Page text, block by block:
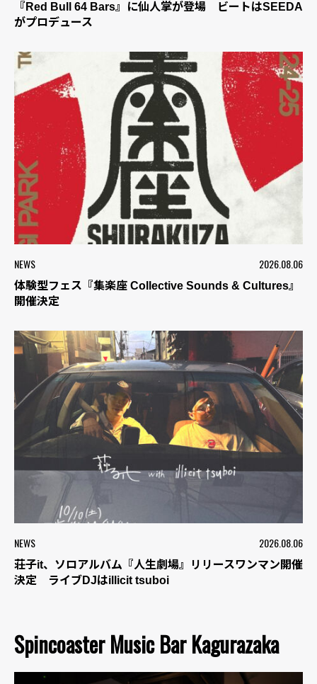
『Red Bull 64 Bars』に仙人掌が登場 ビートはSEEDA
がプロデュース
NEWS 2026.08.06
体験型フェス『集楽座 Collective Sounds & Cultures』
開催決定
NEWS 2026.08.06
荘子it、ソロアルバム『人生劇場』リリースワンマン開催
決定 ライブDJはillicit tsuboi
Spincoaster Music Bar Kagurazaka